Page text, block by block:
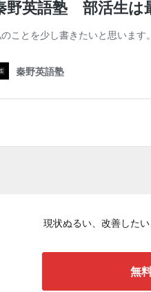
現状ぬるい、改善したい、塾
無